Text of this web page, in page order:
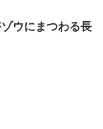
ゾウにまつわる長